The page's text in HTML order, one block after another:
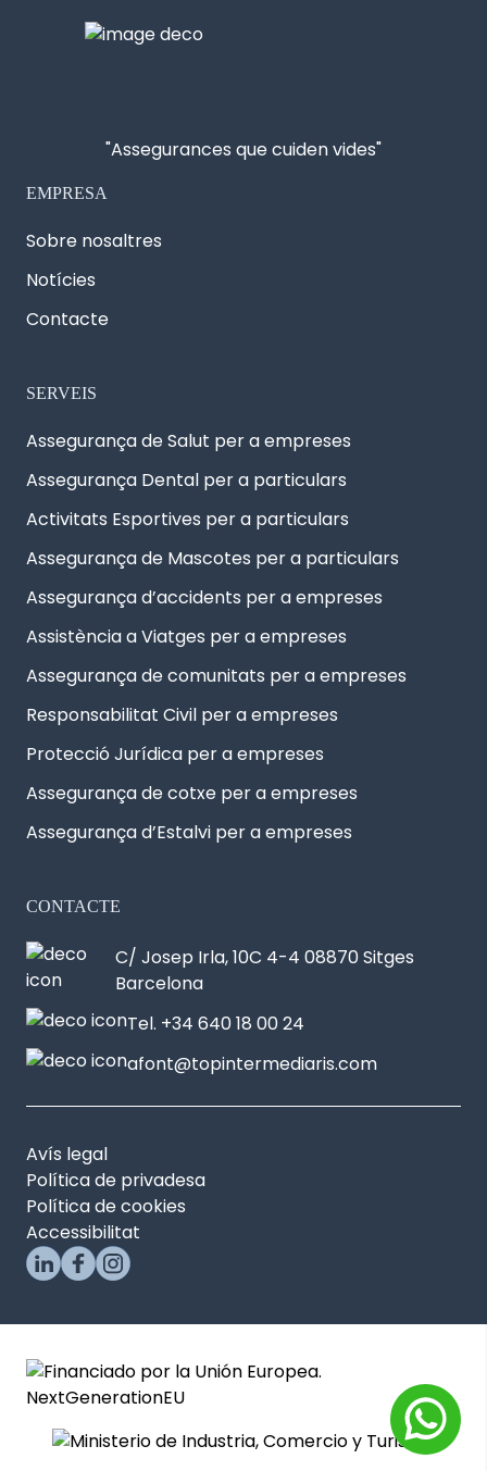
"Assegurances que cuiden vides"
EMPRESA
Sobre nosaltres
Notícies
Contacte
SERVEIS
Assegurança de Salut per a empreses
Assegurança Dental per a particulars
Activitats Esportives per a particulars
Assegurança de Mascotes per a particulars
Assegurança d’accidents per a empreses
Assistència a Viatges per a empreses
Assegurança de comunitats per a empreses
Responsabilitat Civil per a empreses
Protecció Jurídica per a empreses
Assegurança de cotxe per a empreses
Assegurança d’Estalvi per a empreses
CONTACTE
C/ Josep Irla, 10C 4-4 08870 Sitges
Barcelona
Tel. +34 640 18 00 24
afont@topintermediaris.com
Avís legal
Política de privadesa
Política de cookies
Accessibilitat